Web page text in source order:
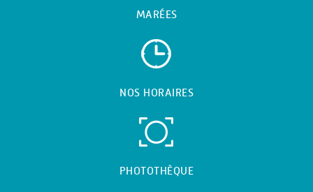
MARÉES
NOS HORAIRES
PHOTOTHÈQUE